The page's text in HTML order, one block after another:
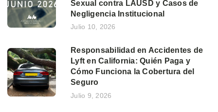
Sexual contra LAUSD y Casos de
Negligencia Institucional
Julio 10, 2026
Responsabilidad en Accidentes de
Lyft en California: Quién Paga y
Cómo Funciona la Cobertura del
Seguro
Julio 9, 2026